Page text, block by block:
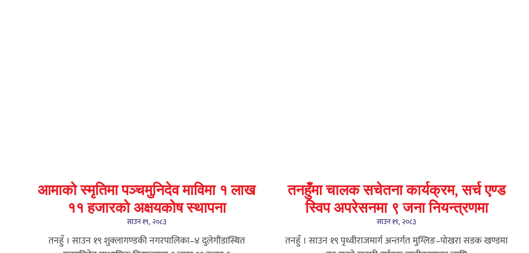
आमाको स्मृतिमा पञ्चमुनिदेव माविमा १ लाख
११ हजारको अक्षयकोष स्थापना
साउन १९, २०८३
तनहुँ । साउन १९ शुक्लागण्डकी नगरपालिका–४ दुलेगौंडास्थित
तनहुँमा चालक सचेतना कार्यक्रम, सर्च एण्ड
स्विप अपरेसनमा ९ जना नियन्त्रणमा
साउन १९, २०८३
तनहुँ । साउन १९ पृथ्वीराजमार्ग अन्तर्गत मुग्लिङ–पोखरा सडक खण्डमा